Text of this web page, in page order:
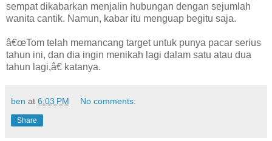
sempat dikabarkan menjalin hubungan dengan sejumlah
wanita cantik. Namun, kabar itu menguap begitu saja.
â€œTom telah memancang target untuk punya pacar serius
tahun ini, dan dia ingin menikah lagi dalam satu atau dua
tahun lagi,â€ katanya.
ben at 6:03 PM No comments:
Share